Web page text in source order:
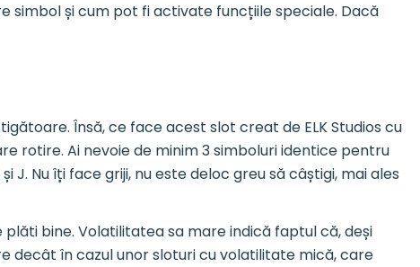
simbol și cum pot fi activate funcțiile speciale. Dacă
Însă, ce face acest slot creat de ELK Studios cu
rotire. Ai nevoie de minim 3 simboluri identice pentru
Nu îți face griji, nu este deloc greu să câștigi, mai ales
bine. Volatilitatea sa mare indică faptul că, deși
decât în cazul unor sloturi cu volatilitate mică, care